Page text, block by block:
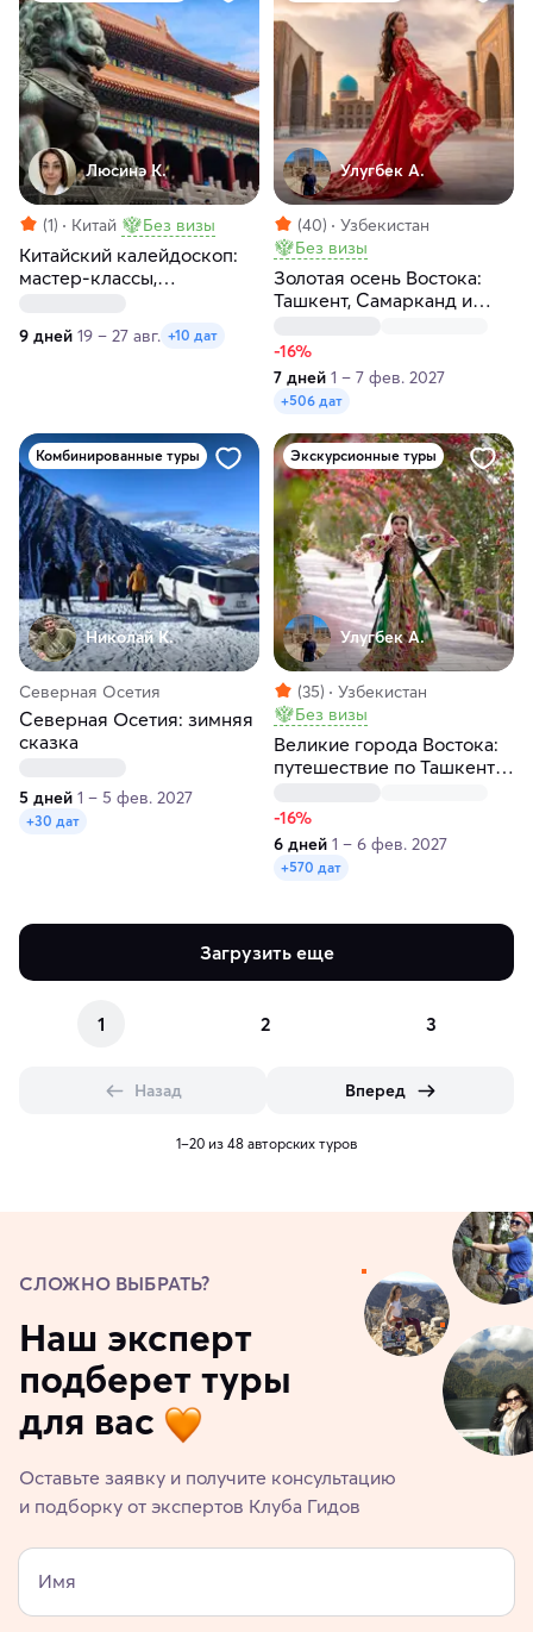
Люсинэ К.
(1) Китай Без визы
Китайский калейдоскоп:
мастер-классы,
пейзажи
9 дней 19 – 27 авг. +10 дат
Улугбек А.
(40)
Узбекистан
Без визы
Золотая осень Востока:
Ташкент, Самарканд и
-16%
7 дней 1 – 7 фев. 2027
+506 дат
Комбинированные туры
Николай К.
Северная Осетия
Северная Осетия: зимняя
сказка
5 дней 1 – 5 фев. 2027
+30 дат
Экскурсионные туры
Улугбек А.
(35)
Узбекистан
Без визы
Великие города Востока:
путешествие по Ташкенту,
дней
-16%
6 дней 1 – 6 фев. 2027
+570 дат
Загрузить еще
1 2 3
Назад Вперед
1–20 из 48 авторских туров
СЛОЖНО ВЫБРАТЬ?
Наш эксперт
подберет туры
для вас
Оставьте заявку и получите консультацию
и подборку от экспертов Клуба Гидов
Имя